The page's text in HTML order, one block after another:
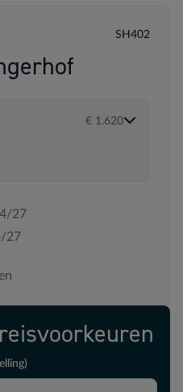
SH402
€ 1.620
27
27